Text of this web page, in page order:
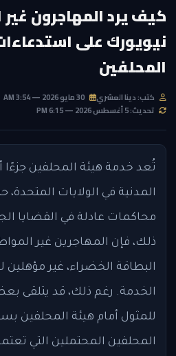
كيف يرد المهاجرون
نيويورك على
المحلفين
كتب: دينا العشري
تحديث: 5 أغسطس 2026 — 6:15 PM
تُعد خدمة هيئة المحلفين جزءًا
المدنية في الولايات
محاكمات عادلة في القضايا
ذلك، فإن المهاجرين غير
البطاقة الخضراء، غير
الخدمة. رغم ذلك، قد يتلقى
للمثول أمام هيئة المحلفين
المحلفين المحتملين التي